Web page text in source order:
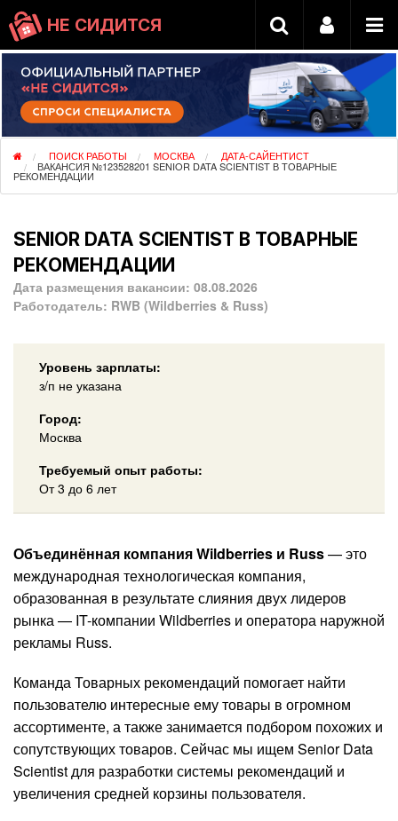
НЕ СИДИТСЯ
ПОИСК РАБОТЫ МОСКВА ДАТА-САЙЕНТИСТ
ВАКАНСИЯ №123528201 SENIOR DATA SCIENTIST В ТОВАРНЫЕ
РЕКОМЕНДАЦИИ
SENIOR DATA SCIENTIST В ТОВАРНЫЕ
РЕКОМЕНДАЦИИ
Дата размещения вакансии: 08.08.2026
Работодатель: RWB (Wildberries & Russ)
Уровень зарплаты:
з/п не указана
Город:
Москва
Требуемый опыт работы:
От 3 до 6 лет
Объединённая компания Wildberries и Russ— это
международная технологическая компания,
образованная в результате слияния двух лидеров
рынка — IT-компании Wildberries и оператора наружной
рекламы Russ.
Команда Товарных рекомендаций помогает найти
пользователю интересные ему товары в огромном
ассортименте, а также занимается подбором похожих и
сопутствующих товаров. Сейчас мы ищем Senior Data
Scientist для разработки системы рекомендаций и
увеличения средней корзины пользователя.